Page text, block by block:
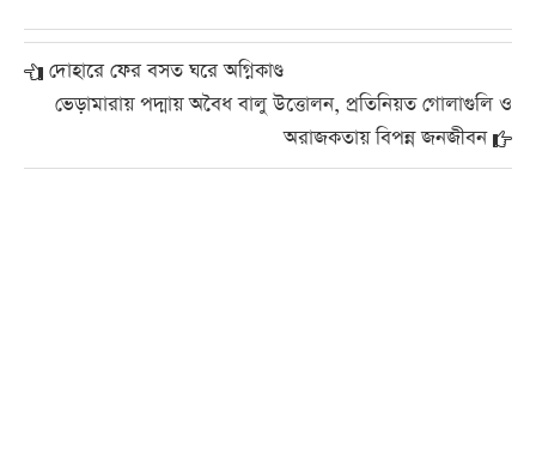
দোহারে ফের বসত ঘরে অগ্নিকাণ্ড
ভেড়ামারায় পদ্মায় অবৈধ বালু উত্তোলন, প্রতিনিয়ত গোলাগুলি ও
অরাজকতায় বিপন্ন জনজীবন